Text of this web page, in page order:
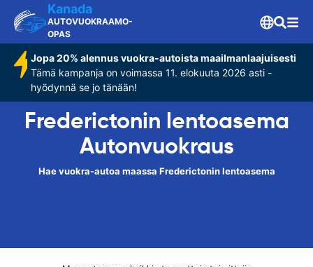
Kanada
AUTOVUOKRAAMO-
OPAS
Jopa 20% alennus vuokra-autoista maailmanlaajuisesti
Tämä kampanja on voimassa 11. elokuuta 2026 asti -
hyödynnä se jo tänään!
Frederictonin lentoasema
Autonvuokraus
Hae vuokra-autoa maassa Frederictonin lentoasema